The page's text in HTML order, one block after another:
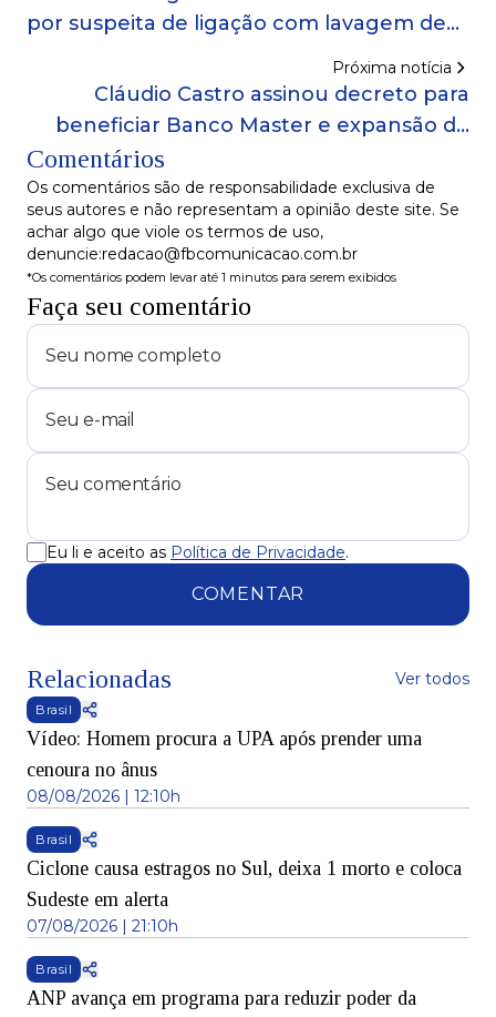
por suspeita de ligação com lavagem de
Próxima notícia
Cláudio Castro assinou decreto para
beneficiar Banco Master e expansão do
Credcesta, aponta relatório da Alerj
Comentários
Os comentários são de responsabilidade exclusiva de
seus autores e não representam a opinião deste site. Se
achar algo que viole os termos de uso,
denuncie:redacao@fbcomunicacao.com.br
*Os comentários podem levar até 1 minutos para serem exibidos
Faça seu comentário
Eu li e aceito as Política de Privacidade.
COMENTAR
Relacionadas Ver todos
Brasil
Vídeo: Homem procura a UPA após prender uma
cenoura no ânus
08/08/2026 | 12:10h
Brasil
Ciclone causa estragos no Sul, deixa 1 morto e coloca
Sudeste em alerta
07/08/2026 | 21:10h
Brasil
ANP avança em programa para reduzir poder da